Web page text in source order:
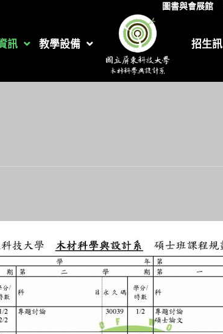
圖書與會展館
訊 教學設備 招生